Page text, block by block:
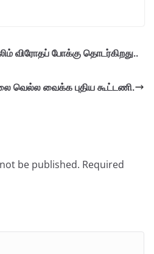
விரோதப் போக்கு தொடர்கிறது..
வெல்ல வைக்க புதிய கூட்டணி.
be published. Required